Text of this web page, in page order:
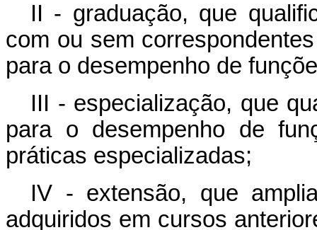
II - graduação, que
com ou sem
para o desempenho de
III - especialização, que
para o desempenho de
práticas especializadas;
IV - extensão, que
adquiridos em cursos